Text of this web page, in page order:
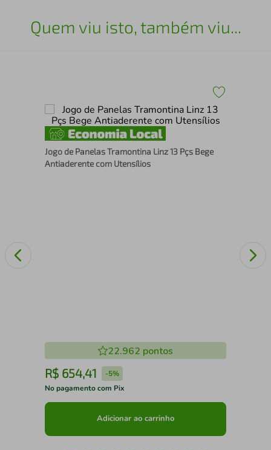
Quem viu isto, também viu...
Jogo de Panelas Tramontina Linz 13 Pçs Bege
Antiaderente com Utensílios
22.962 pontos
R$ 654,41 -5%
No pagamento com Pix
Adicionar ao carrinho